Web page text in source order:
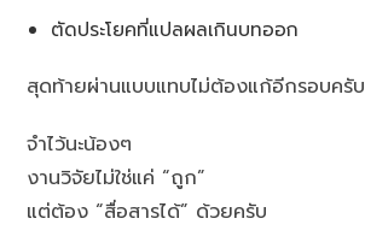
ตัดประโยคที่แปลผลเกินบทออก
สุดท้ายผ่านแบบแทบไม่ต้องแก้อีกรอบครับ
จำไว้นะน้องๆ
งานวิจัยไม่ใช่แค่ “ถูก”
แต่ต้อง “สื่อสารได้” ด้วยครับ